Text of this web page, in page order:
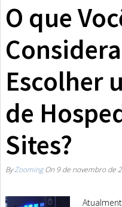
O que
Escolher
de
Sites?
ByZoomingOn 9 de novembro de